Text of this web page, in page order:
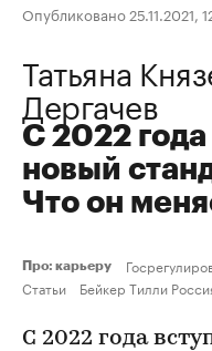
Опубликовано 25.11.2021,
Татьяна
Дергачев
С 2022 года
новый
Что он
Про: карьеру
Статьи
Бейкер Тилли
С 2022 года